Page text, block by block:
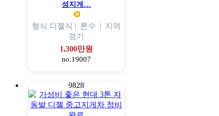
성지게…
형식 디젤식 | 톤수 | 지역
경기
1,300만원
no.19007
9828